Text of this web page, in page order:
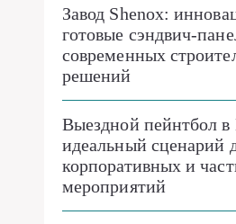
Завод Shenox:
готовые сэндвич-
современных
решений
Выездной пейнтбол
идеальный сценарий
корпоративных и
мероприятий